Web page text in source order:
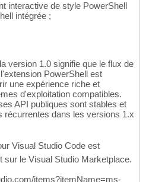
interactive de style PowerShell
intégrée ;
version 1.0 signifie que le flux de
PowerShell est
une expérience riche et
d'exploitation compatibles.
API publiques sont stables et
récurrentes dans les versions 1.x
Visual Studio Code est
sur le Visual Studio Marketplace.
items?itemName=ms-